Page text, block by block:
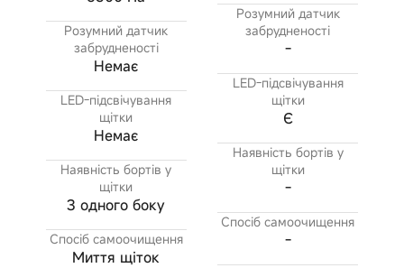
Розумний датчик
забрудненості
Немає
LED-підсвічування
щітки
Немає
Наявність бортів у
щітки
З одного боку
Спосіб самоочищення
Миття щіток
Розумний датчик
забрудненості
-
LED-підсвічування
щітки
Є
Наявність бортів у
щітки
-
Спосіб самоочищення
-